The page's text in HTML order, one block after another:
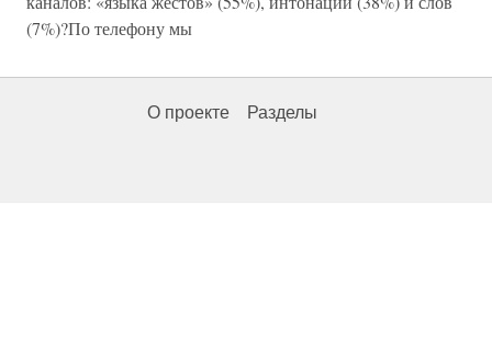
(7%)?По телефону мы
О проекте Разделы